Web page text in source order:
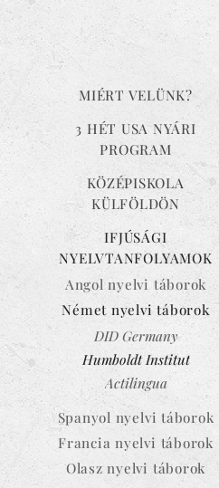
MIÉRT VELÜNK?
3 HÉT USA NYÁRI
PROGRAM
KÖZÉPISKOLA
KÜLFÖLDÖN
IFJÚSÁGI
NYELVTANFOLYAMOK
Angol nyelvi táborok
Német nyelvi táborok
DID Germany
Humboldt Institut
Actilingua
Spanyol nyelvi táborok
Francia nyelvi táborok
Olasz nyelvi táborok